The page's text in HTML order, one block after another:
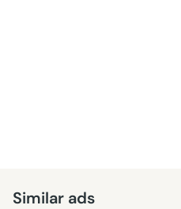
Similar ads